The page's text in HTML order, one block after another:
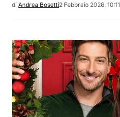
di Andrea Bosetti2 Febbraio 2026, 10:11